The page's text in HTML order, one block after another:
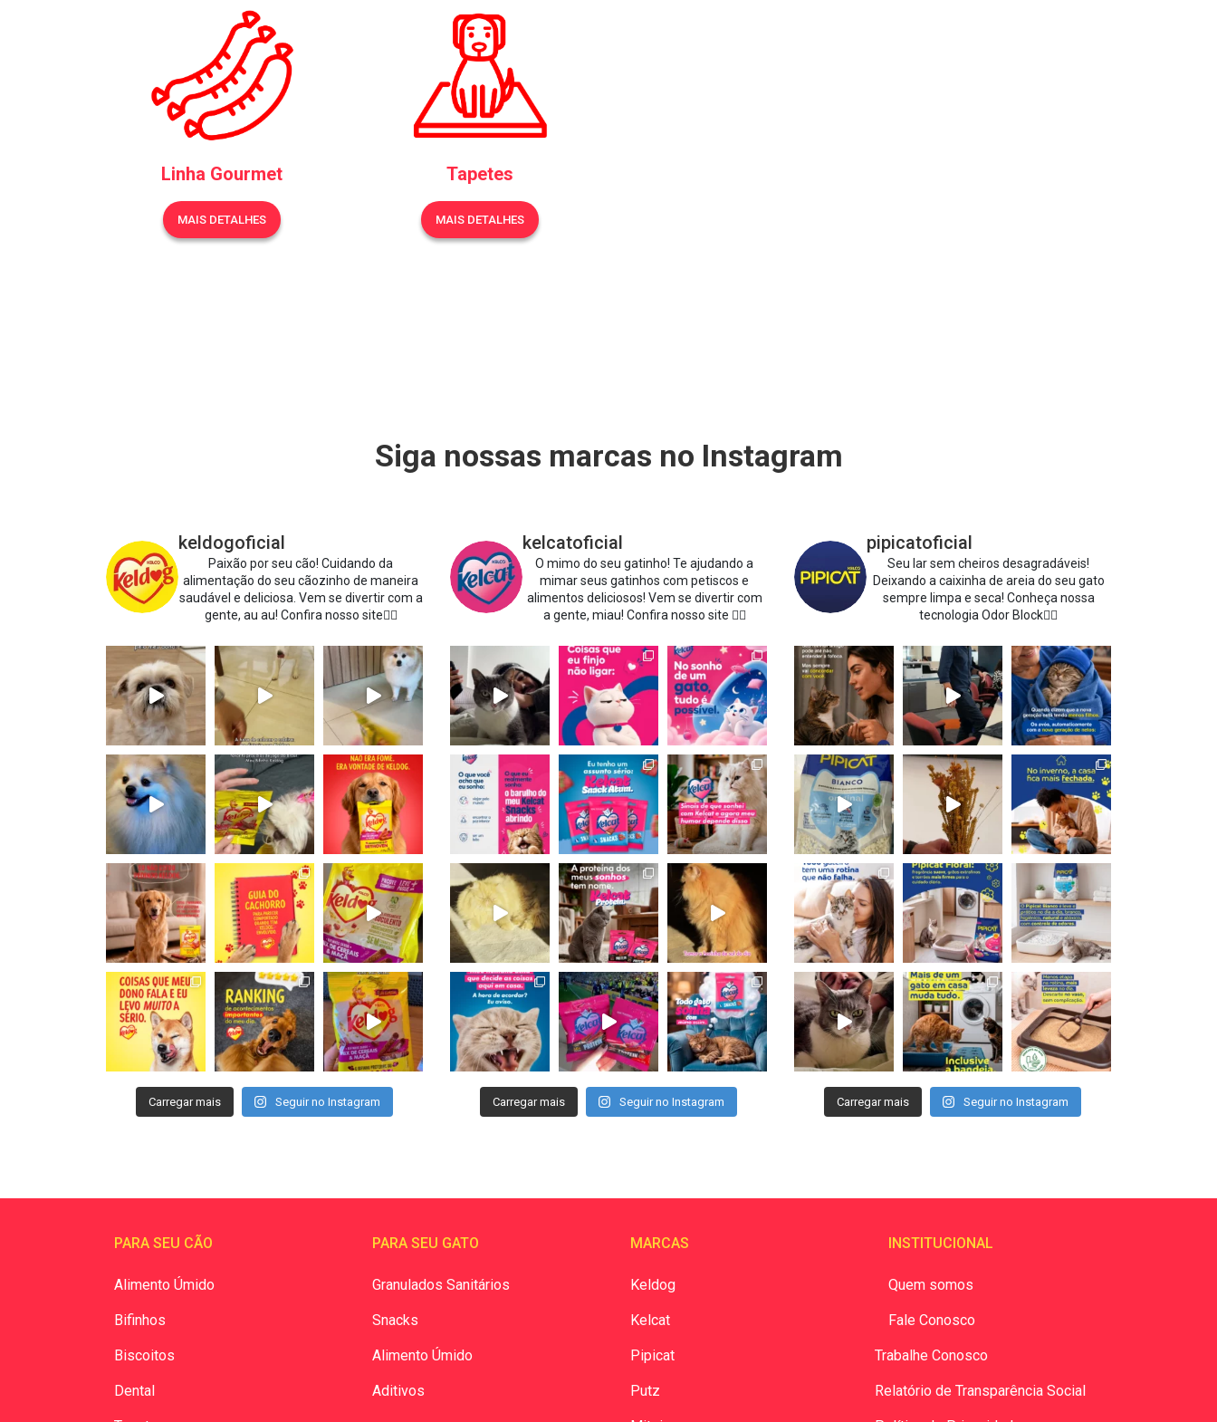
Linha Gourmet
MAIS DETALHES
Tapetes
MAIS DETALHES
Siga nossas marcas no Instagram
keldogoficial
Paixão por seu cão! Cuidando da
alimentação do seu cãozinho de maneira
saudável e deliciosa. Vem se divertir com a
gente, au au! Confira nosso site👇🏻
Carregar mais Seguir no Instagram
kelcatoficial
O mimo do seu gatinho! Te ajudando a
mimar seus gatinhos com petiscos e
alimentos deliciosos! Vem se divertir com
a gente, miau! Confira nosso site 👇🏻
Carregar mais Seguir no Instagram
pipicatoficial
Seu lar sem cheiros desagradáveis!
Deixando a caixinha de areia do seu gato
sempre limpa e seca! Conheça nossa
tecnologia Odor Block👇🏻
Carregar mais Seguir no Instagram
PARA SEU CÃO
Alimento Úmido
Bifinhos
Biscoitos
Dental
PARA SEU GATO
Granulados Sanitários
Snacks
Alimento Úmido
Aditivos
MARCAS
Keldog
Kelcat
Pipicat
Putz
INSTITUCIONAL
Quem somos
Fale Conosco
Trabalhe Conosco
Relatório de Transparência Social